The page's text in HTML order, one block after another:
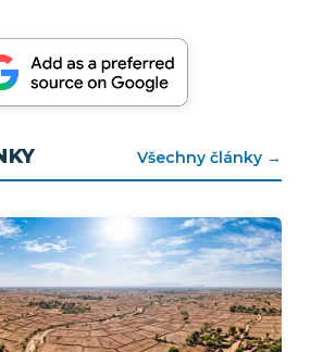
Všechny články →